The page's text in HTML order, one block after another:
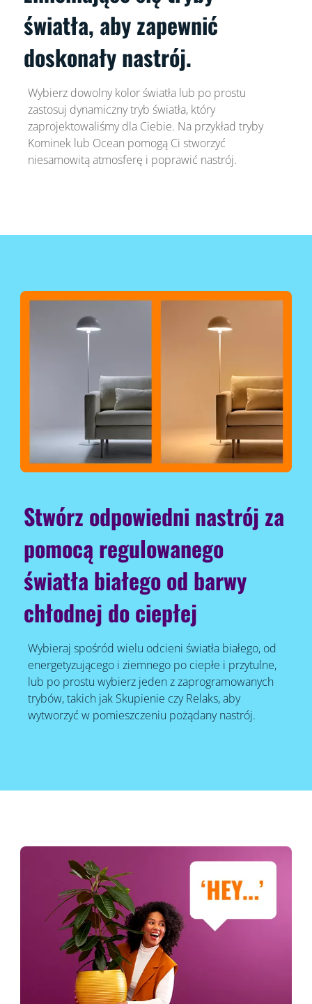
światła, aby zapewnić
doskonały nastrój.
Wybierz dowolny kolor światła lub po prostu
zastosuj dynamiczny tryb światła, który
zaprojektowaliśmy dla Ciebie. Na przykład tryby
Kominek lub Ocean pomogą Ci stworzyć
niesamowitą atmosferę i poprawić nastrój.
Stwórz odpowiedni nastrój za
pomocą regulowanego
światła białego od barwy
chłodnej do ciepłej
Wybieraj spośród wielu odcieni światła białego, od
energetyzującego i ziemnego po ciepłe i przytulne,
lub po prostu wybierz jeden z zaprogramowanych
trybów, takich jak Skupienie czy Relaks, aby
wytworzyć w pomieszczeniu pożądany nastrój.